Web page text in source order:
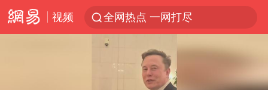
视频 全网热点 一网打尽